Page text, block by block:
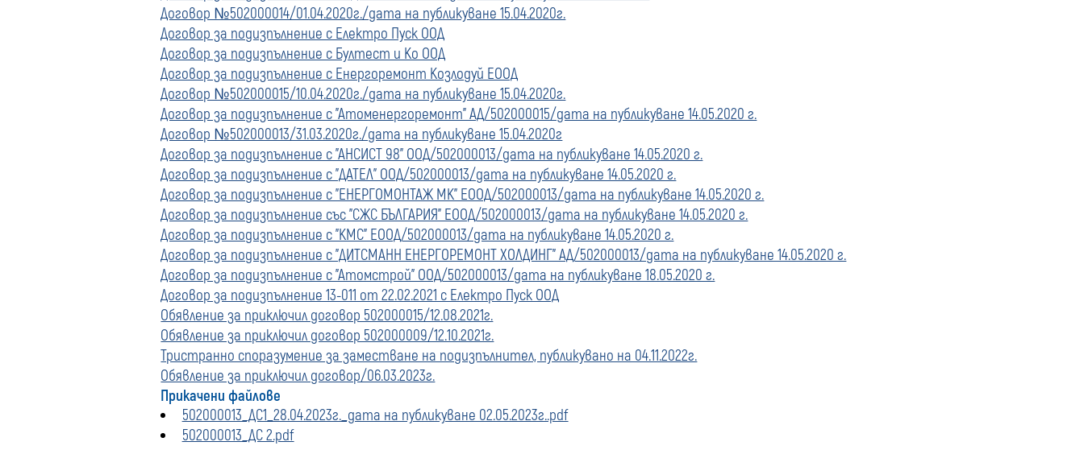
Договор №502000014/01.04.2020г./дата на публикуване 15.04.2020г.
Договор за подизпълнение с Електро Пуск ООД
Договор за подизпълнение с Бултест и Ко ООД
Договор за подизпълнение с Енергоремонт Козлодуй ЕООД
Договор №502000015/10.04.2020г./дата на публикуване 15.04.2020г.
Договор за подизпълнение с "Атоменергоремонт" АД/502000015/дата на публикуване 14.05.2020 г.
Договор №502000013/31.03.2020г./дата на публикуване 15.04.2020г
Договор за подизпълнение с "АНСИСТ 98" ООД/502000013/дата на публикуване 14.05.2020 г.
Договор за подизпълнение с "ДАТЕЛ" ООД/502000013/дата на публикуване 14.05.2020 г.
Договор за подизпълнение с "ЕНЕРГОМОНТАЖ МК" ЕООД/502000013/дата на публикуване 14.05.2020 г.
Договор за подизпълнение със "СЖС БЪЛГАРИЯ" ЕООД/502000013/дата на публикуване 14.05.2020 г.
Договор за подизпълнение с "КМС" ЕООД/502000013/дата на публикуване 14.05.2020 г.
Договор за подизпълнение с "ДИТСМАНН ЕНЕРГОРЕМОНТ ХОЛДИНГ" АД/502000013/дата на публикуване 14.05.2020 г.
Договор за подизпълнение с "Атомстрой" ООД/502000013/дата на публикуване 18.05.2020 г.
Договор за подизпълнение 13-011 от 22.02.2021 с Електро Пуск ООД
Обявление за приключил договор 502000015/12.08.2021г.
Обявление за приключил договор 502000009/12.10.2021г.
Тристранно споразумение за заместване на подизпълнител, публикувано на 04.11.2022г.
Обявление за приключил договор/06.03.2023г.
Прикачени файлове
502000013_ДС1_28.04.2023г._дата на публикуване 02.05.2023г..pdf
502000013_ДС 2.pdf